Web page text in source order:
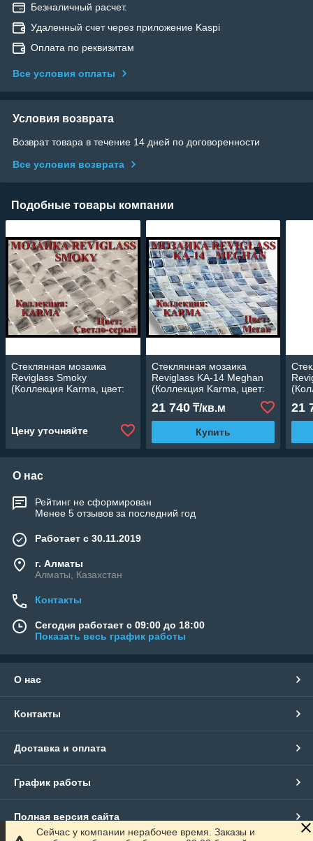
Безналичный расчет.
Удаленный счет через приложение Kaspi
Оплата по реквизитам
Все условия оплаты
Условия возврата
Возврат товара в течение 14 дней по договоренности
Все условия возврата
Подобные товары компании
Стеклянная мозаика
Reviglass Smoky
(Коллекция Karma, цвет:
Цену уточняйте
Стеклянная мозаика
Reviglass KA-14 Meghan
(Коллекция Karma, цвет:
21 740₸/кв.м
Купить
21
О нас
Рейтинг не сформирован
Менее 5 отзывов за последний год
Работает с 30.11.2019
г. Алматы
Алматы, Казахстан
Контакты
Сегодня работает с 09:00 до 18:00
Показать весь график работы
О нас
Контакты
Доставка и оплата
График работы
Полная версия сайта
Сейчас у компании нерабочее время. Заказы и